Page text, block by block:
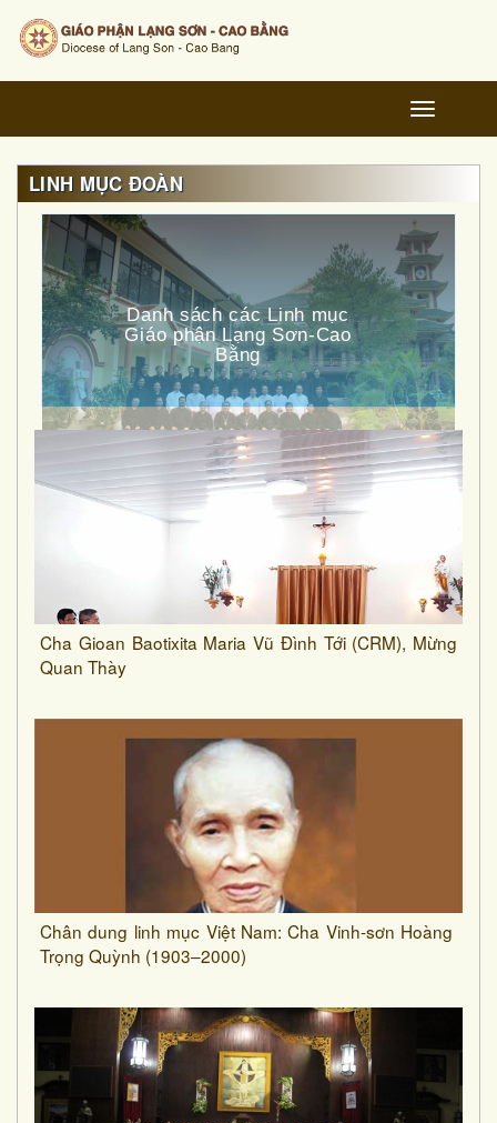
Toggle
navigation
LINH MỤC ĐOÀN
Danh sách các Linh mục
Giáo phận Lạng Sơn-Cao
Bằng
Cha Gioan Baotixita Maria Vũ Đình Tới (CRM), Mừng
Quan Thày
Chân dung linh mục Việt Nam: Cha Vinh-sơn Hoàng
Trọng Quỳnh (1903–2000)